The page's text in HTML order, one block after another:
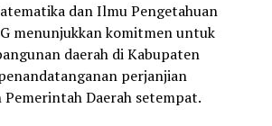
dan Ilmu Pengetahuan
menunjukkan komitmen untuk
daerah di Kabupaten
perjanjian
Pemerintah Daerah setempat.